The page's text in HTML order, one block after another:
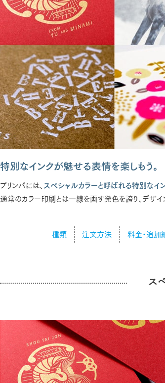
特別なインクが魅せる表情を楽しもう。
プリンパには、 スペシャルカラーと呼ばれる特別なイ
通常のカラー印刷とは一線を画す発色を誇り、デザ
種類 注文方法 料金・追加
ス